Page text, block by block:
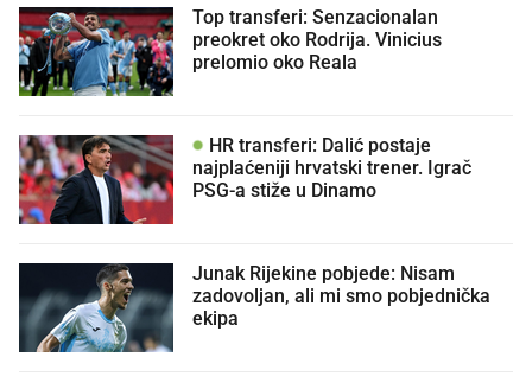
Top transferi: Senzacionalan
preokret oko Rodrija. Vinicius
prelomio oko Reala
HR transferi: Dalić postaje
najplaćeniji hrvatski trener. Igrač
PSG-a stiže u Dinamo
Junak Rijekine pobjede: Nisam
zadovoljan, ali mi smo pobjednička
ekipa